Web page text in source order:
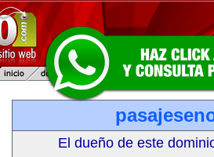
El dueño de este